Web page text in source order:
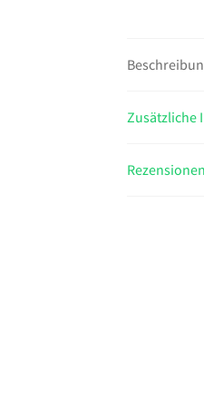
Zusätzliche